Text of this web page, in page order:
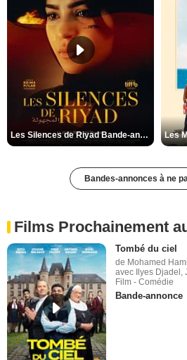
Les Silences de Riyad Bande-annonce VO STFR
Bandes-annonces à ne
Films Prochainement
Tombé du ciel
de Mohamed
avec Ilyes Djadel,
Film - Comédie
Bande-annonce